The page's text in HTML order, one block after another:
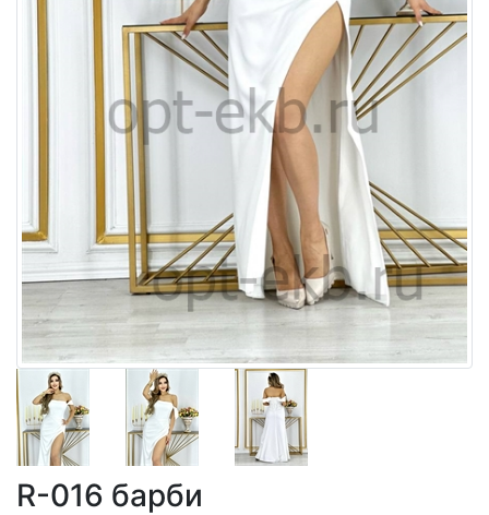
R-016 барби